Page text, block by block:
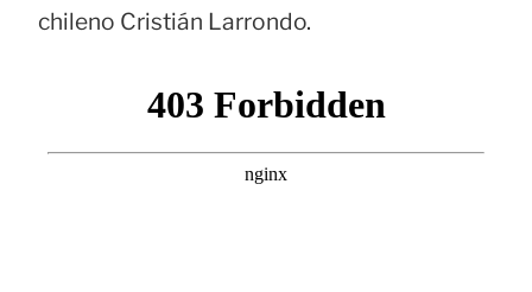
chileno Cristián Larrondo.